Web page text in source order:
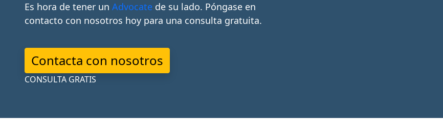
Es hora de tener un Advocate de su lado. Póngase en
contacto con nosotros hoy para una consulta gratuita.
Contacta con nosotros
CONSULTA GRATIS